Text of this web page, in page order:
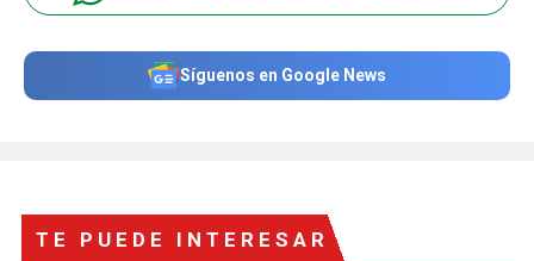
Síguenos en Google News
TE PUEDE INTERESAR